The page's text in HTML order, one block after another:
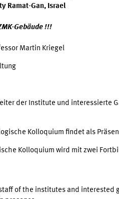
Ramat-Gan, Israel
Gebäude !!!
Martin Kriegel
der Institute und interessierte
Kolloquium findet als
Kolloquium wird mit zwei
of the institutes and interested